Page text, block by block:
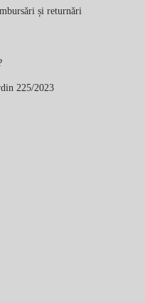
și returnări
225/2023